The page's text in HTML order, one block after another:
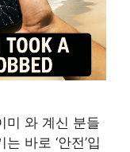
미 와 계신 분들
바로 ‘안전’입